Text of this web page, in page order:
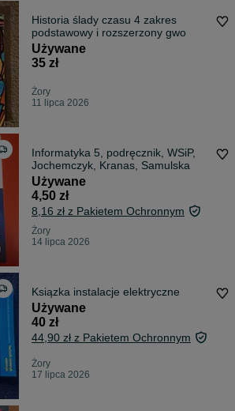
Historia ślady czasu 4 zakres
podstawowy i rozszerzony gwo
Używane
35 zł
Żory
11 lipca 2026
Informatyka 5, podręcznik, WSiP,
Jochemczyk, Kranas, Samulska
Używane
4,50 zł
8,16 zł z Pakietem Ochronnym
Żory
14 lipca 2026
Ksiązka instalacje elektryczne
Używane
40 zł
44,90 zł z Pakietem Ochronnym
Żory
17 lipca 2026